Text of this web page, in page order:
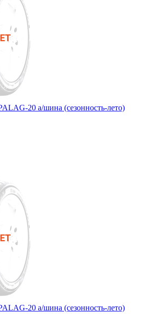
20 а/шина (сезонность-лето)
20 а/шина (сезонность-лето)